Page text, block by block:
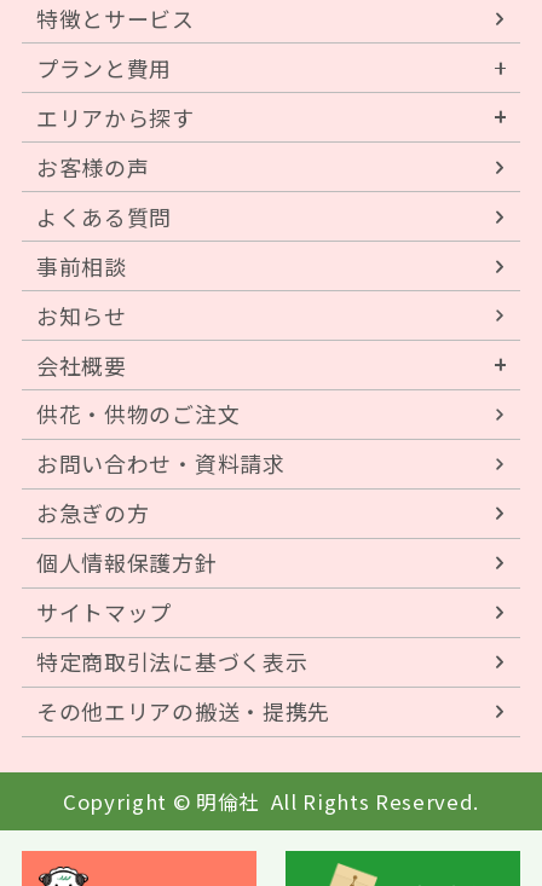
特徴とサービス
プランと費用
エリアから探す
お客様の声
よくある質問
事前相談
お知らせ
会社概要
供花・供物のご注文
お問い合わせ・資料請求
お急ぎの方
個人情報保護方針
サイトマップ
特定商取引法に基づく表示
その他エリアの搬送・提携先
Copyright © 明倫社 All Rights Reserved.